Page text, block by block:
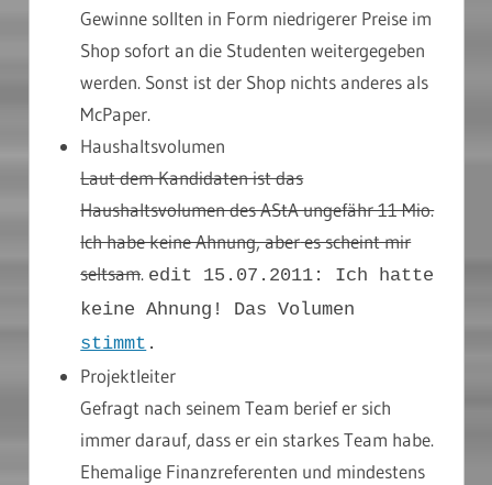
Gewinne sollten in Form niedrigerer Preise im
Shop sofort an die Studenten weitergegeben
werden. Sonst ist der Shop nichts anderes als
McPaper.
Haushaltsvolumen
Laut dem Kandidaten ist das
Haushaltsvolumen des AStA ungefähr 11 Mio.
Ich habe keine Ahnung, aberes scheint mir
seltsam. edit 15.07.2011: Ich hatte
keine Ahnung! Das Volumen
stimmt .
Projektleiter
Gefragt nach seinem Team berief er sich
immer darauf, dass er ein starkes Team habe.
Ehemalige Finanzreferenten und mindestens